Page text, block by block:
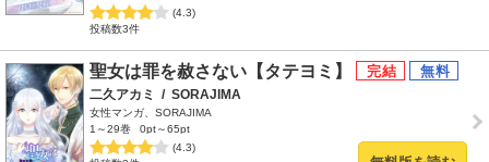
(4.3)
投稿数3件
聖女は罪を赦さない【タテヨミ】
二久アカミ / SORAJIMA
女性マンガ、SORAJIMA
1～29巻
0pt～65pt
(4.3)